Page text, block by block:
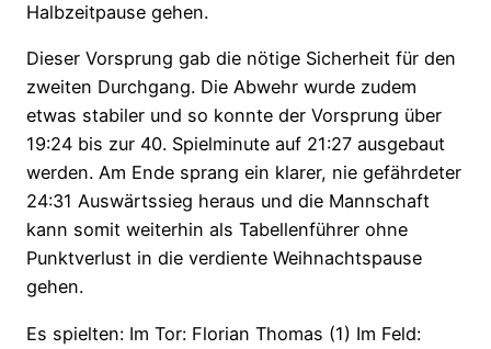
Halbzeitpause gehen.
Dieser Vorsprung gab die nötige Sicherheit für den
zweiten Durchgang. Die Abwehr wurde zudem
etwas stabiler und so konnte der Vorsprung über
19:24 bis zur 40. Spielminute auf 21:27 ausgebaut
werden. Am Ende sprang ein klarer, nie gefährdeter
24:31 Auswärtssieg heraus und die Mannschaft
kann somit weiterhin als Tabellenführer ohne
Punktverlust in die verdiente Weihnachtspause
gehen.
Es spielten: Im Tor: Florian Thomas (1) Im Feld: